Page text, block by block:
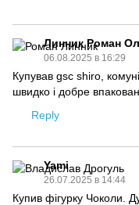
Линник Роман
06.08.2025 в 16:29
Купував gsc shiro,
швидко і добре
Reply
Yami
26.07.2025 в 14:44
Купив фігурку Чоколи.